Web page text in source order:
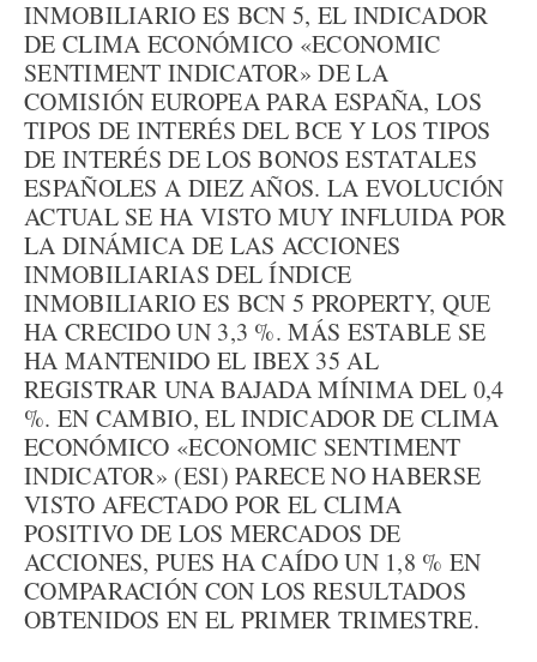
INMOBILIARIO ES BCN 5, EL INDICADOR
DE CLIMA ECONÓMICO «ECONOMIC
SENTIMENT INDICATOR» DE LA
COMISIÓN EUROPEA PARA ESPAÑA, LOS
TIPOS DE INTERÉS DEL BCE Y LOS TIPOS
DE INTERÉS DE LOS BONOS ESTATALES
ESPAÑOLES A DIEZ AÑOS. LA EVOLUCIÓN
ACTUAL SE HA VISTO MUY INFLUIDA POR
LA DINÁMICA DE LAS ACCIONES
INMOBILIARIAS DEL ÍNDICE
INMOBILIARIO ES BCN 5 PROPERTY, QUE
HA CRECIDO UN 3,3 %. MÁS ESTABLE SE
HA MANTENIDO EL IBEX 35 AL
REGISTRAR UNA BAJADA MÍNIMA DEL 0,4
%. EN CAMBIO, EL INDICADOR DE CLIMA
ECONÓMICO «ECONOMIC SENTIMENT
INDICATOR» (ESI) PARECE NO HABERSE
VISTO AFECTADO POR EL CLIMA
POSITIVO DE LOS MERCADOS DE
ACCIONES, PUES HA CAÍDO UN 1,8 % EN
COMPARACIÓN CON LOS RESULTADOS
OBTENIDOS EN EL PRIMER TRIMESTRE.